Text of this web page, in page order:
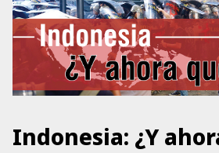
Indonesia: ¿Y